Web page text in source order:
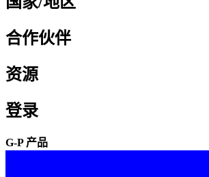
合作伙伴​​
资源​​
登录​​
G-P 产品​​